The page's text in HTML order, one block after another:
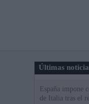
Últimas
España impone
de Italia tras el